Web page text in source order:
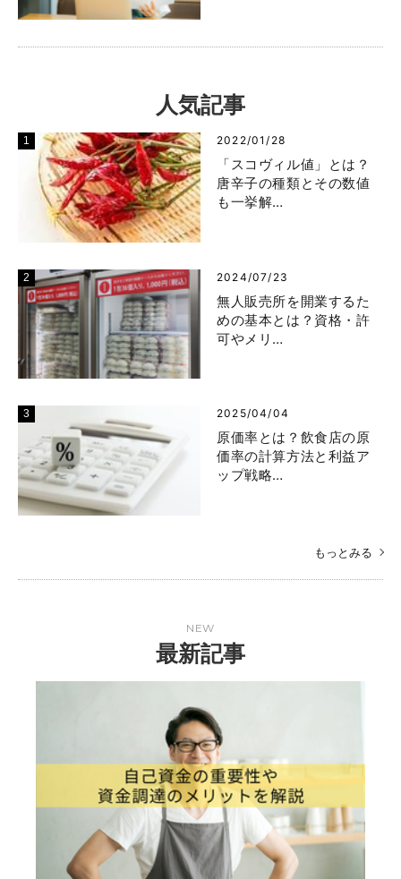
人気記事
2022/01/28
「スコヴィル値」とは？
唐辛子の種類とその数値
も一挙解…
2024/07/23
無人販売所を開業するた
めの基本とは？資格・許
可やメリ…
2025/04/04
原価率とは？飲食店の原
価率の計算方法と利益ア
ップ戦略…
もっとみる
NEW
最新記事